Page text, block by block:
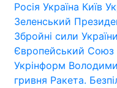
Росія Україна Київ
Зеленський
Збройні сили України
Європейський Союз
Укрінформ
гривня Ракета.